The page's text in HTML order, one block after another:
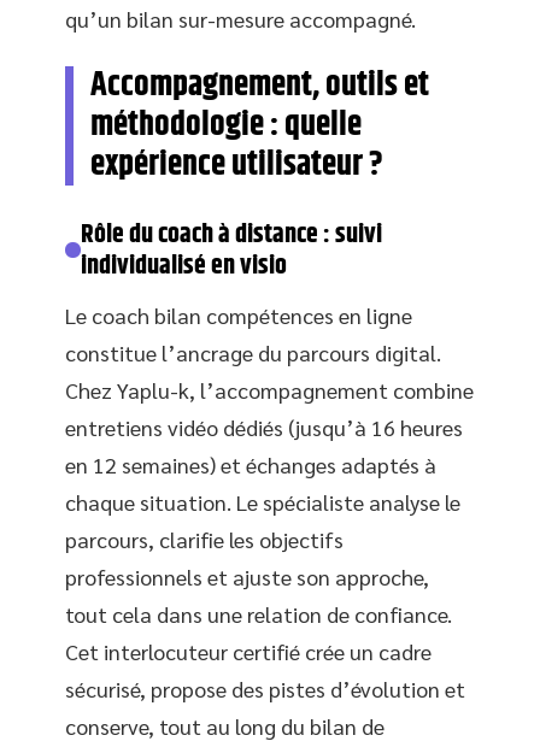
qu’un bilan sur-mesure accompagné.
Accompagnement, outils et
méthodologie : quelle
expérience utilisateur ?
Rôle du coach à distance : suivi
individualisé en visio
Le coach bilan compétences en ligne
constitue l’ancrage du parcours digital.
Chez Yaplu-k, l’accompagnement combine
entretiens vidéo dédiés (jusqu’à 16 heures
en 12 semaines) et échanges adaptés à
chaque situation. Le spécialiste analyse le
parcours, clarifie les objectifs
professionnels et ajuste son approche,
tout cela dans une relation de confiance.
Cet interlocuteur certifié crée un cadre
sécurisé, propose des pistes d’évolution et
conserve, tout au long du bilan de